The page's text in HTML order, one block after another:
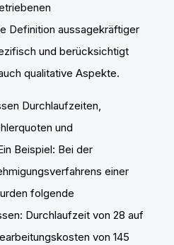
Definition aussagekräftiger
und berücksichtigt
qualitative Aspekte.
Durchlaufzeiten,
und
Beispiel: Bei der
einer
folgende
Durchlaufzeit von 28 auf
von 145